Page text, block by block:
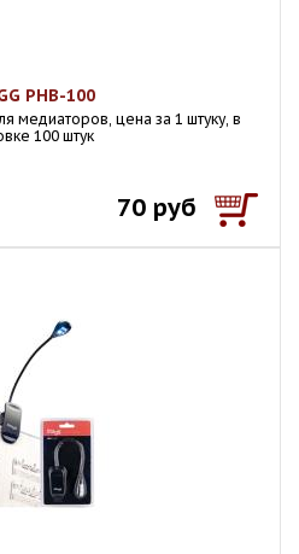
PHB-100
медиаторов, цена за 1 штуку, в
100 штук
70 руб